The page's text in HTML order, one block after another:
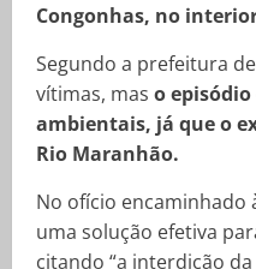
Congonhas, no
Segundo a prefeitura
vítimas, mas o
ambientais, já que o
Rio Maranhão.
No ofício encaminhado
uma solução efetiva
citando “a interdição